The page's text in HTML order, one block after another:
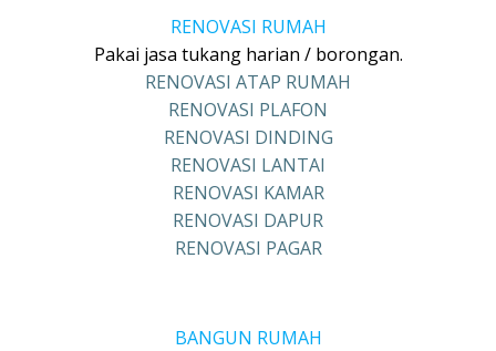
RENOVASI RUMAH
Pakai jasa tukang harian / borongan.
RENOVASI ATAP RUMAH
RENOVASI PLAFON
RENOVASI DINDING
RENOVASI LANTAI
RENOVASI KAMAR
RENOVASI DAPUR
RENOVASI PAGAR
BANGUN RUMAH